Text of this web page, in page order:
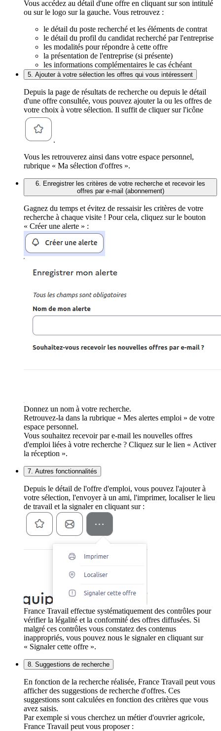
Vous accédez au détail d'une offre en cliquant sur son intitulé
ou sur le logo sur la gauche. Vous retrouvez :
le détail du poste recherché et les éléments de contrat
le détail du profil du candidat recherché par l'entreprise
les modalités pour répondre à cette offre
la présentation de l'entreprise (si présente)
les informations complémentaires le cas échéant
5. Ajouter à votre sélection les offres qui vous intéressent
Depuis la page de résultats de recherche ou depuis le détail
d'une offre consultée, vous pouvez ajouter la ou les offres de
votre choix à votre sélection. Il suffit de cliquer sur l'icône
.
Vous les retrouverez ainsi dans votre espace personnel,
rubrique « Ma sélection d'offres ».
6. Enregistrer les critères de votre recherche et recevoir les
offres par e-mail (abonnement)
Gagnez du temps et évitez de ressaisir les critères de votre
recherche à chaque visite ! Pour cela, cliquez sur le bouton
« Créer une alerte » :
Donnez un nom à votre recherche.
Retrouvez-la dans la rubrique « Mes alertes emploi » de votre
espace personnel.
Vous souhaitez recevoir par e-mail les nouvelles offres
d'emploi liées à votre recherche ? Cliquez sur le lien « Activer
la réception ».
7. Autres fonctionnalités
Depuis le détail de l'offre d'emploi, vous pouvez l'ajouter à
votre sélection, l'envoyer à un ami, l'imprimer, localiser le lieu
de travail et la signaler en cliquant sur :
France Travail effectue systématiquement des contrôles pour
vérifier la légalité et la conformité des offres diffusées. Si
malgré ces contrôles vous constatez des contenus
inappropriés, vous pouvez nous le signaler en cliquant sur
« Signaler cette offre ».
8. Suggestions de recherche
En fonction de la recherche réalisée, France Travail peut vous
afficher des suggestions de recherche d'offres. Ces
suggestions sont calculées en fonction des critères que vous
avez saisis.
Par exemple si vous cherchez un métier d'ouvrier agricole,
France Travail peut vous proposer :